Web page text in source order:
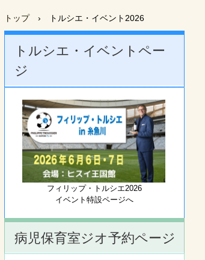
トップ › トルシエ・イベント2026
トルシエ・イベントペー
ジ
フィリップ・トルシエ2026
イベント特設ページへ
病児保育室ジオ予約ページ